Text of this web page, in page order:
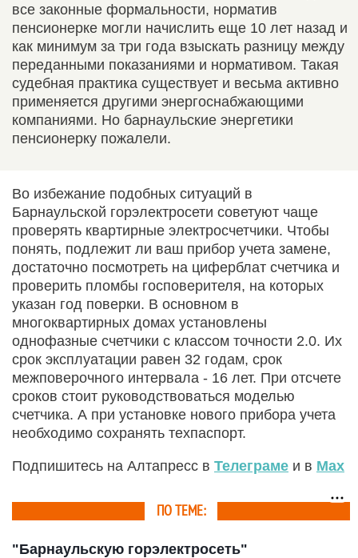
все законные формальности, норматив
пенсионерке могли начислить еще 10 лет назад и
как минимум за три года взыскать разницу между
переданными показаниями и нормативом. Такая
судебная практика существует и весьма активно
применяется другими энергоснабжающими
компаниями. Но барнаульские энергетики
пенсионерку пожалели.
Во избежание подобных ситуаций в
Барнаульской горэлектросети советуют чаще
проверять квартирные электросчетчики. Чтобы
понять, подлежит ли ваш прибор учета замене,
достаточно посмотреть на циферблат счетчика и
проверить пломбы госповерителя, на которых
указан год поверки. В основном в
многоквартирных домах установлены
однофазные счетчики с классом точности 2.0. Их
срок эксплуатации равен 32 годам, срок
межповерочного интервала - 16 лет. При отсчете
сроков стоит руководствоваться моделью
счетчика. А при установке нового прибора учета
необходимо сохранять техпаспорт.
Подпишитесь на Алтапресс в Телеграме и в Max
ПО ТЕМЕ:
"Барнаульскую горэлектросеть"